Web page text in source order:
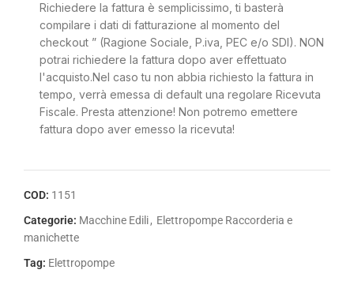
Richiedere la fattura è semplicissimo, ti basterà
compilare i dati di fatturazione al momento del
checkout ” (Ragione Sociale, P.iva, PEC e/o SDI). NON
potrai richiedere la fattura dopo aver effettuato
l'acquisto.Nel caso tu non abbia richiesto la fattura in
tempo, verrà emessa di default una regolare Ricevuta
Fiscale. Presta attenzione! Non potremo emettere
fattura dopo aver emesso la ricevuta!
COD: 1151
Categorie: Macchine Edili, Elettropompe Raccorderia e
manichette
Tag: Elettropompe